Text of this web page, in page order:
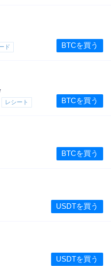
ド BTCを買う
レシート BTCを買う
BTCを買う
USDTを買う
USDTを買う